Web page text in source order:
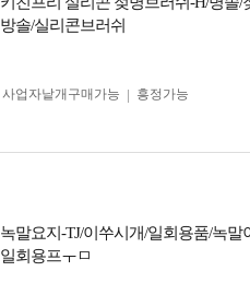
방솔/실리콘브러쉬
사업자 낱개구매가능 흥정가능
녹말요지-TJ/이쑤시개/일회용품/녹
일회용프ㅜㅁ